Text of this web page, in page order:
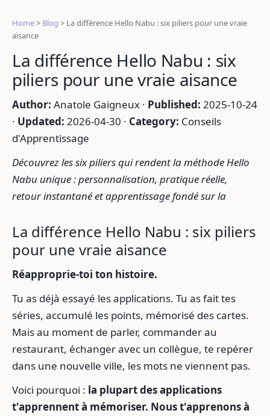
Home> Blog > La différence Hello Nabu : six piliers pour une vraie
aisance
La différence Hello Nabu : six
piliers pour une vraie aisance
Author: Anatole Gaigneux · Published: 2025-10-24
· Updated: 2026-04-30 · Category: Conseils
d'Apprentissage
Découvrez les six piliers qui rendent la méthode Hello
Nabu unique : personnalisation, pratique réelle,
retour instantané et apprentissage fondé sur la
La différence Hello Nabu : six piliers
pour une vraie aisance
Réapproprie-toi ton histoire.
Tu as déjà essayé les applications. Tu as fait tes
séries, accumulé les points, mémorisé des cartes.
Mais au moment de parler, commander au
restaurant, échanger avec un collègue, te repérer
dans une nouvelle ville, les mots ne viennent pas.
Voici pourquoi : la plupart des applications
t'apprennent à mémoriser. Nous t'apprenons à